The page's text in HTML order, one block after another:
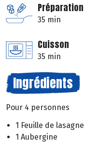
Préparation
35 min
Cuisson
35 min
Ingrédients
Pour 4 personnes
1 Feuille de lasagne
1 Aubergine